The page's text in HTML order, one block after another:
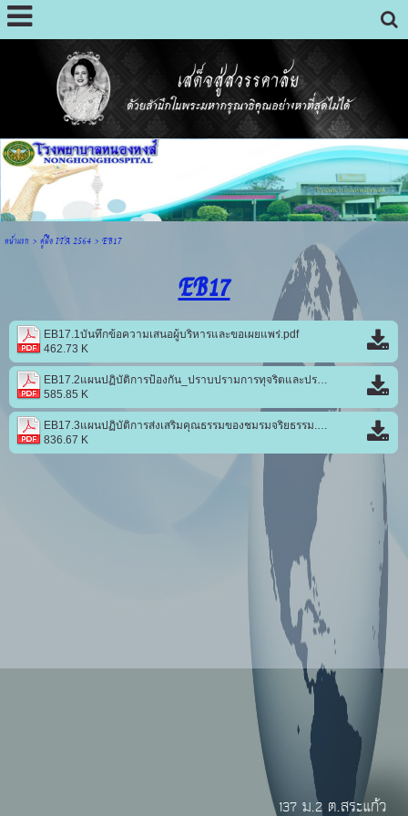
หน้าแรก> คู่มือ ITA 2564 >EB17
EB17
EB17.1บันทึกข้อความเสนอผู้บริหารและขอเผยแพร่.pdf
462.73 K
EB17.2แผนปฏิบัติการป้องกัน_ปราบปรามการทุจริตและประพฤติมิชอบ.pdf
585.85 K
EB17.3แผนปฏิบัติการส่งเสริมคุณธรรมของชมรมจริยธรรม.pdf
836.67 K
137 ม.2 ต.สระแก้ว